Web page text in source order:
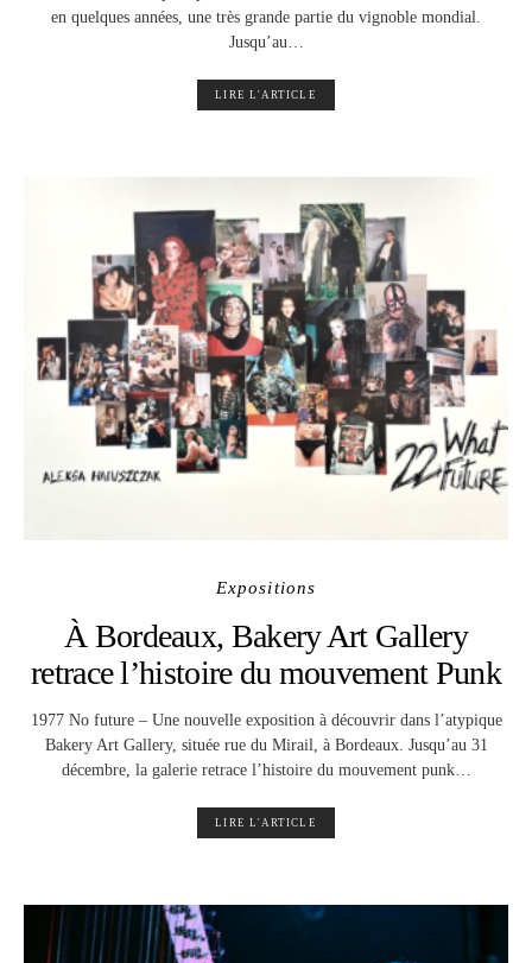
en quelques années, une très grande partie du vignoble mondial.
Jusqu’au…
LIRE L'ARTICLE
Expositions
À Bordeaux, Bakery Art Gallery
retrace l’histoire du mouvement Punk
1977 No future – Une nouvelle exposition à découvrir dans l’atypique
Bakery Art Gallery, située rue du Mirail, à Bordeaux. Jusqu’au 31
décembre, la galerie retrace l’histoire du mouvement punk…
LIRE L'ARTICLE